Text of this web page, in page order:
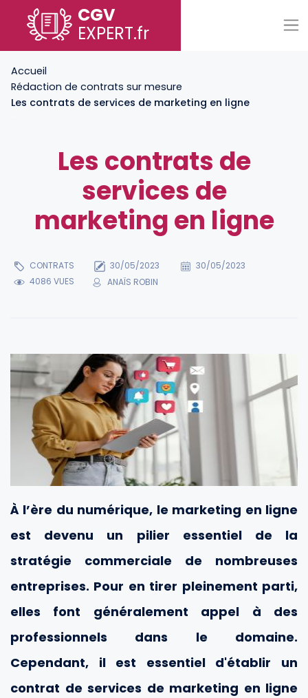
CGV
EXPERT.fr
Accueil
Rédaction de contrats sur mesure
Les contrats de services de marketing en ligne
Les contrats de
services de
marketing en ligne
CONTRATS 30/05/2023
30/05/2023
4086 VUES
ANAÏS ROBIN
À l’ère du numérique, le marketing en ligne
est devenu un pilier essentiel de la
stratégie commerciale de nombreuses
entreprises. Pour en tirer pleinement parti,
elles font généralement appel à des
professionnels dans le domaine.
Cependant, il est essentiel d'établir un
contrat de services de marketing en ligne